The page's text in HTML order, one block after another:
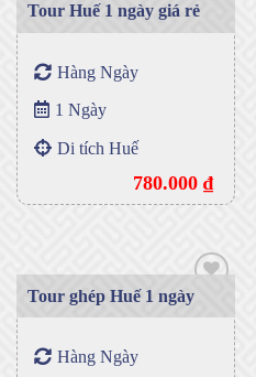
Tour Huế 1 ngày giá rẻ
780.000₫
Hàng Ngày
1 Ngày
Di tích Huế
Tour ghép Huế 1 ngày
Hàng Ngày